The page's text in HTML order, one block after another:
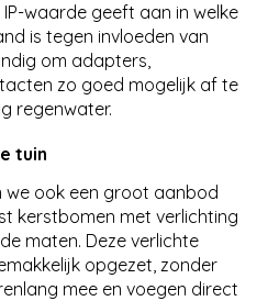
waarde geeft aan in welke
is tegen invloeden van
om adapters,
zo goed mogelijk af te
regenwater.
tuin
we ook een groot aanbod
kerstbomen met verlichting
maten. Deze verlichte
opgezet, zonder
mee en voegen direct